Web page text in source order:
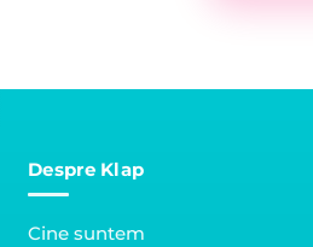
Despre Klap
Cine suntem